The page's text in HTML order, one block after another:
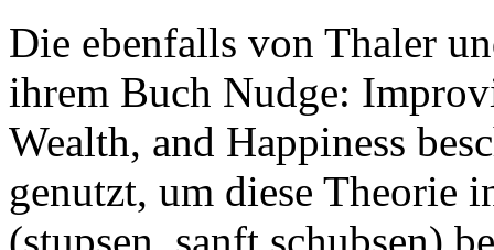
Die ebenfalls von Thaler
ihrem Buch Nudge:
Wealth, and Happiness
genutzt, um diese Theorie
(stupsen, sanft schubsen)